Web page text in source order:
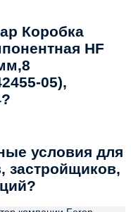
Коробка
HF
05),
условия для
застройщиков,